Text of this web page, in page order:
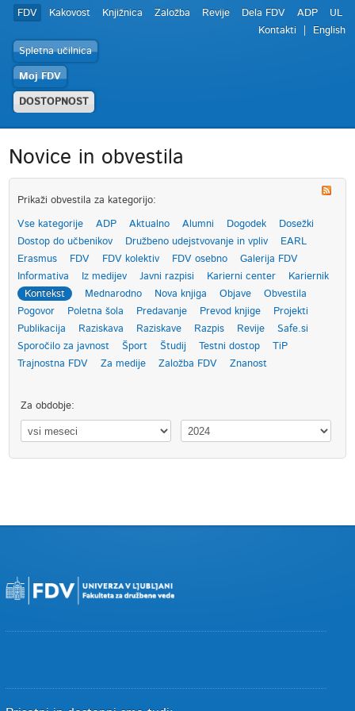
FDV Kakovost Knjižnica Založba Revije Dela FDV ADP
UL
Kontakti
English
Spletna učilnica
Moj FDV
DOSTOPNOST
Novice in obvestila
Prikaži obvestila za kategorijo:
Vse kategorije ADP Aktualno Alumni Dogodek
Dosežki
Dostop do učbenikov
Družbeno udejstvovanje in vpliv
EARL
Erasmus
FDV FDV kolektiv FDV osebno
Galerija FDV
Informativa
Iz medijev Javni razpisi Karierni center
Kariernik
Kontekst
Mednarodno Nova knjiga Objave
Obvestila
Pogovor
Poletna šola Predavanje Prevod knjige
Projekti
Publikacija
Raziskava Raziskave Razpis Revije
Safe.si
Sporočilo za javnost
Šport Študij Testni dostop
TiP
Trajnostna FDV
Za medije Založba FDV Znanost
Za obdobje: